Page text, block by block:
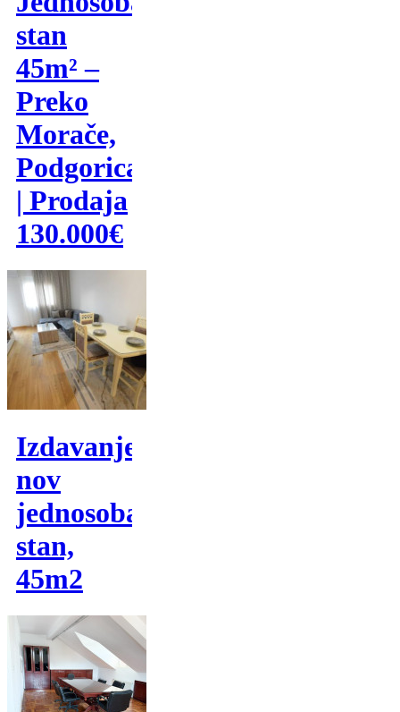
stan
45m² –
Preko
Morače,
Podgorica
| Prodaja
130.000€
Izdavanje,
nov
jednosoban
stan,
45m2